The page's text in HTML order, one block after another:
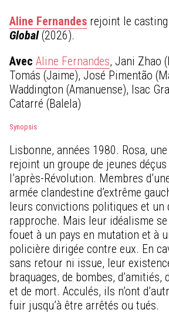
Aline Fernandes rejoint le casting
Global(2026).
Avec Aline Fernandes, Jani Zhao
Tomás (Jaime), José Pimentão
Waddington (Amanuense), Isac
Catarré (Balela)
Synopsis
Lisbonne, années 1980. Rosa,
rejoint un groupe de jeunes
l’après-Révolution. Membres
armée clandestine d’extrême
leurs convictions politiques et un
rapproche. Mais leur idéalisme
fouet à un pays en mutation et à
policière dirigée contre eux. En
sans retour ni issue, leur
braquages, de bombes, d’amitiés,
et de mort. Acculés, ils n’ont
fuir jusqu’à être arrêtés ou tués.